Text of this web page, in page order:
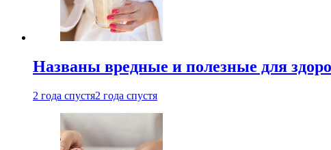
Названы вредные и полезные для
2 года спустя2 года спустя